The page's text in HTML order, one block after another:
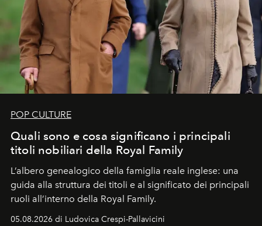
POP CULTURE
Quali sono e cosa significano i principali
titoli nobiliari della Royal Family
L’albero genealogico della famiglia reale inglese: una
guida alla struttura dei titoli e al significato dei principali
ruoli all’interno della Royal Family.
05.08.2026 di Ludovica Crespi-Pallavicini